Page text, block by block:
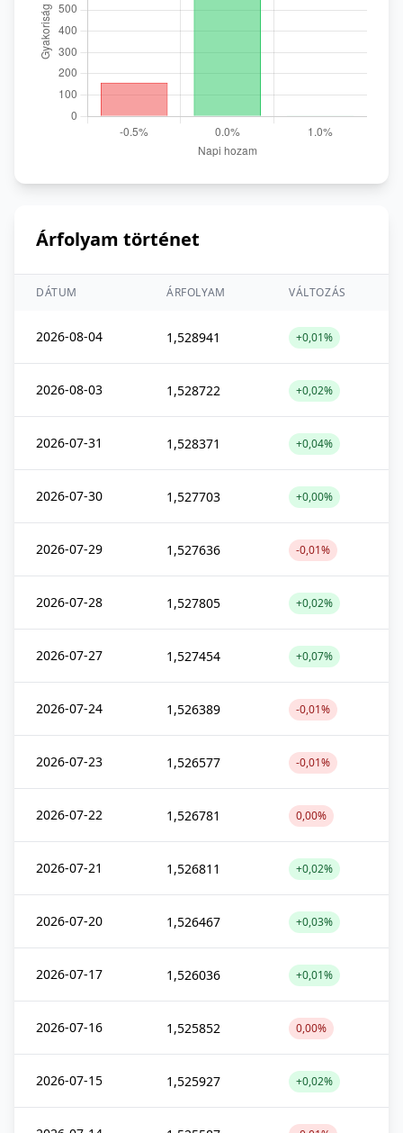
Árfolyam történet
DÁTUM ÁRFOLYAM VÁLTOZÁS
2026-08-04 1,528941 +0,01%
2026-08-03 1,528722 +0,02%
2026-07-31 1,528371 +0,04%
2026-07-30 1,527703 +0,00%
2026-07-29 1,527636 -0,01%
2026-07-28 1,527805 +0,02%
2026-07-27 1,527454 +0,07%
2026-07-24 1,526389 -0,01%
2026-07-23 1,526577 -0,01%
2026-07-22 1,526781 0,00%
2026-07-21 1,526811 +0,02%
2026-07-20 1,526467 +0,03%
2026-07-17 1,526036 +0,01%
2026-07-16 1,525852 0,00%
2026-07-15 1,525927 +0,02%